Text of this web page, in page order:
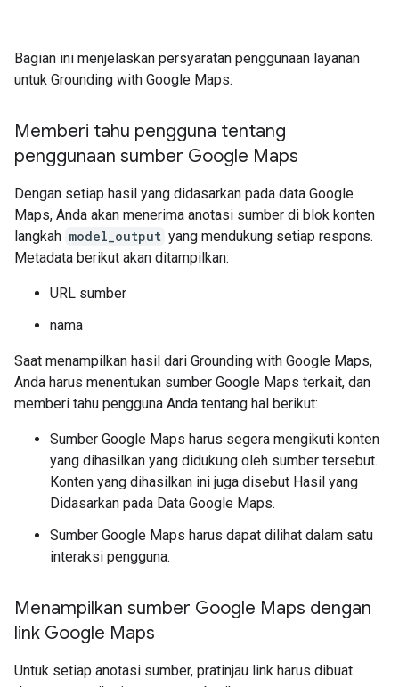
Bagian ini menjelaskan persyaratan penggunaan layanan
untuk Grounding with Google Maps.
Memberi tahu pengguna tentang
penggunaan sumber Google Maps
Dengan setiap hasil yang didasarkan pada data Google
Maps, Anda akan menerima anotasi sumber di blok konten
langkah model_output yang mendukung setiap respons.
Metadata berikut akan ditampilkan:
URL sumber
nama
Saat menampilkan hasil dari Grounding with Google Maps,
Anda harus menentukan sumber Google Maps terkait, dan
memberi tahu pengguna Anda tentang hal berikut:
Sumber Google Maps harus segera mengikuti konten
yang dihasilkan yang didukung oleh sumber tersebut.
Konten yang dihasilkan ini juga disebut Hasil yang
Didasarkan pada Data Google Maps.
Sumber Google Maps harus dapat dilihat dalam satu
interaksi pengguna.
Menampilkan sumber Google Maps dengan
link Google Maps
Untuk setiap anotasi sumber, pratinjau link harus dibuat